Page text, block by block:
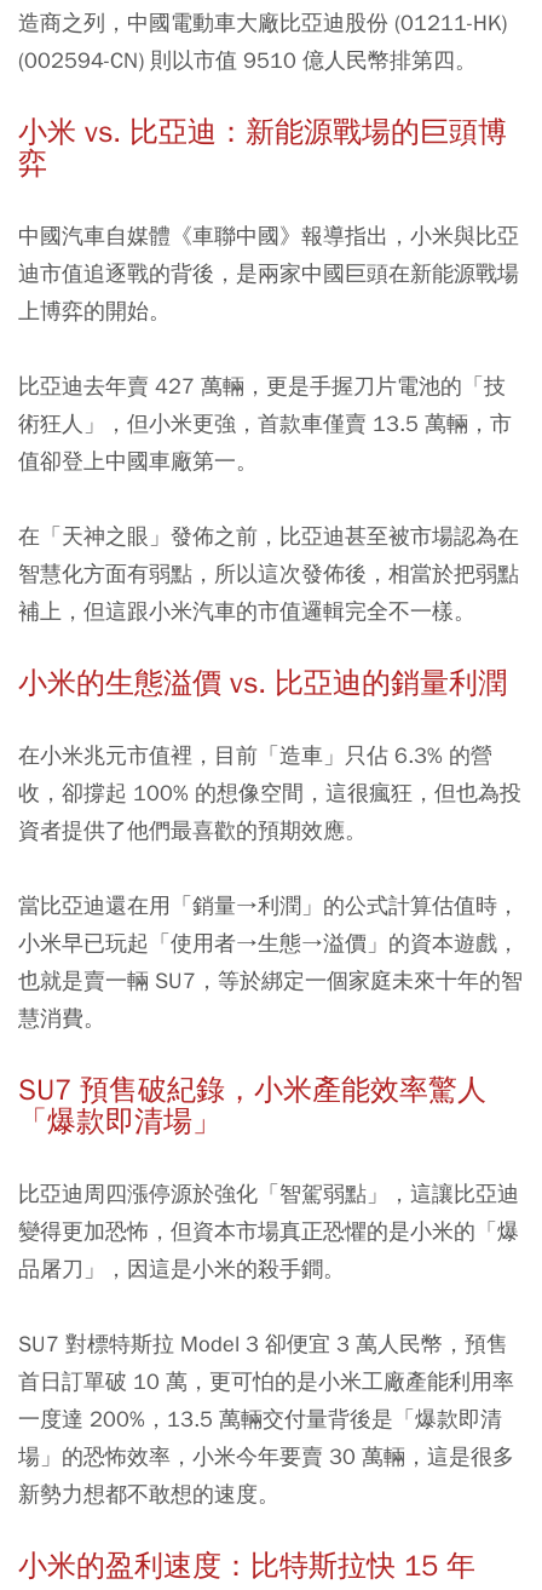
造商之列，中國電動車大廠比亞迪股份 (01211-HK)
(002594-CN) 則以市值 9510 億人民幣排第四。
小米 vs. 比亞迪：新能源戰場的巨頭博
弈
中國汽車自媒體《車聯中國》報導指出，小米與比亞
迪市值追逐戰的背後，是兩家中國巨頭在新能源戰場
上博弈的開始。
比亞迪去年賣 427 萬輛，更是手握刀片電池的「技
術狂人」，但小米更強，首款車僅賣 13.5 萬輛，市
值卻登上中國車廠第一。
在「天神之眼」發佈之前，比亞迪甚至被市場認為在
智慧化方面有弱點，所以這次發佈後，相當於把弱點
補上，但這跟小米汽車的市值邏輯完全不一樣。
小米的生態溢價 vs. 比亞迪的銷量利潤
在小米兆元市值裡，目前「造車」只佔 6.3% 的營
收，卻撐起 100% 的想像空間，這很瘋狂，但也為投
資者提供了他們最喜歡的預期效應。
當比亞迪還在用「銷量→利潤」的公式計算估值時，
小米早已玩起「使用者→生態→溢價」的資本遊戲，
也就是賣一輛 SU7，等於綁定一個家庭未來十年的智
慧消費。
SU7 預售破紀錄，小米產能效率驚人
「爆款即清場」
比亞迪周四漲停源於強化「智駕弱點」，這讓比亞迪
變得更加恐怖，但資本市場真正恐懼的是小米的「爆
品屠刀」，因這是小米的殺手鐧。
SU7 對標特斯拉 Model 3 卻便宜 3 萬人民幣，預售
首日訂單破 10 萬，更可怕的是小米工廠產能利用率
一度達 200%，13.5 萬輛交付量背後是「爆款即清
場」的恐怖效率，小米今年要賣 30 萬輛，這是很多
新勢力想都不敢想的速度。
小米的盈利速度：比特斯拉快 15 年